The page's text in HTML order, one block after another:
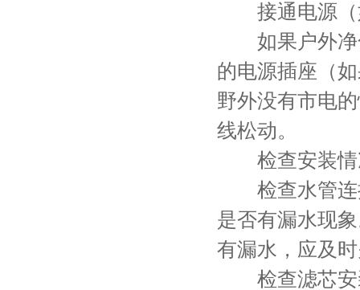
接通电源（
如果户外净
的电源插座（
野外没有市电
线松动。
检查安装情
检查水管连
是否有漏水现
有漏水，应及
检查滤芯安